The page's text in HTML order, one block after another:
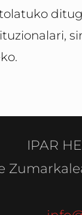
IPAR